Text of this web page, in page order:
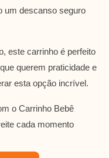
um descanso seguro
este carrinho é perfeito
querem praticidade e
esta opção incrível.
o Carrinho Bebê
cada momento